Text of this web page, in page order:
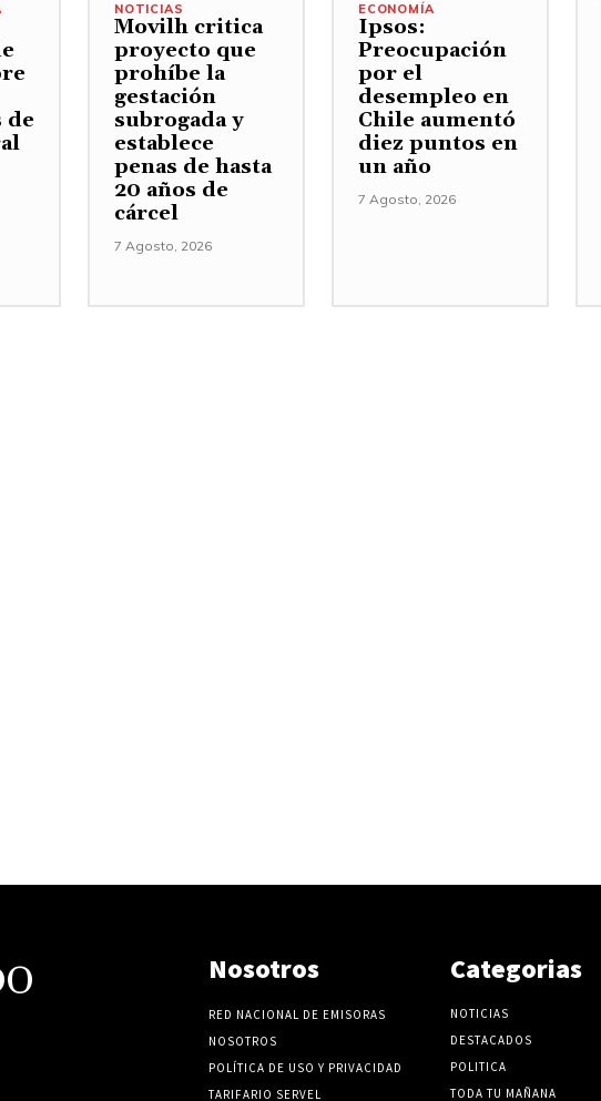
u
m
e
de
NOTICIAS
Movilh critica
proyecto que
prohíbe la
gestación
subrogada y
establece
penas de hasta
20 años de
cárcel
7 Agosto, 2026
ECONOMÍA
Ipsos:
Preocupación
por el
desempleo en
Chile aumentó
diez puntos en
un año
7 Agosto, 2026
Nosotros
RED NACIONAL DE EMISORAS
NOSOTROS
POLÍTICA DE USO Y PRIVACIDAD
TARIFARIO SERVEL
Categorias
NOTICIAS
DESTACADOS
POLITICA
TODA TU MAÑANA